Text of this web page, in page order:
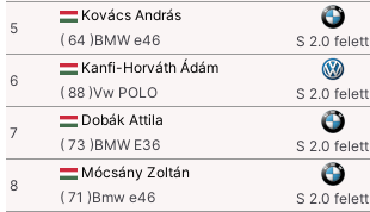
5
Kovács András
( 64 )BMW e46
S 2.0 felett
6
Kanfi-Horváth Ádám
( 88 )Vw POLO
S 2.0 felett
7
Dobák Attila
( 73 )BMW E36
S 2.0 felett
8
Mócsány Zoltán
( 71 )Bmw e46
S 2.0 felett